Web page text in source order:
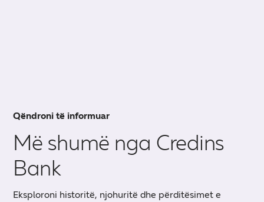
Qëndroni të informuar
Më shumë nga Credins
Bank
Eksploroni historitë, njohuritë dhe përditësimet e